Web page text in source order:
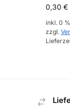
0,30 €
inkl. 0
zzgl.